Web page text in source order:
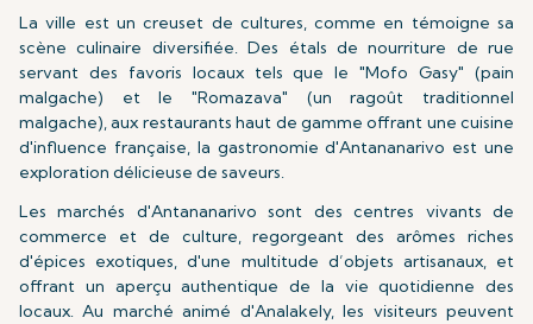
La ville est un creuset de cultures, comme en témoigne sa
scène culinaire diversifiée. Des étals de nourriture de rue
servant des favoris locaux tels que le "Mofo Gasy" (pain
malgache) et le "Romazava" (un ragoût traditionnel
malgache), aux restaurants haut de gamme offrant une cuisine
d'influence française, la gastronomie d'Antananarivo est une
exploration délicieuse de saveurs.
Les marchés d'Antananarivo sont des centres vivants de
commerce et de culture, regorgeant des arômes riches
d'épices exotiques, d'une multitude d’objets artisanaux, et
offrant un aperçu authentique de la vie quotidienne des
locaux. Au marché animé d'Analakely, les visiteurs peuvent